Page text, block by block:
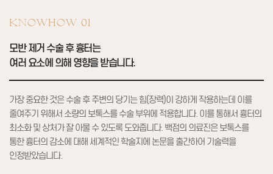
KNOWHOW 01
모반 제거 수술 후 흉터는
여러 요소에 의해 영향을 받습니다.
가장 중요한 것은 수술 후 주변의 당기는 힘(장력)이 강하게 작용하는데 이를
줄여주기 위해서 소량의 보톡스를 수술 부위에 적용합니다. 이를 통해서 흉터의
최소화 및 상처가 잘 아물 수 있도록 도와줍니다. 백점의 의료진은 보톡스를
통한 흉터의 감소에 대해 세계적인 학술지에 논문을 출간하어 기술력을
인정받았습니다.